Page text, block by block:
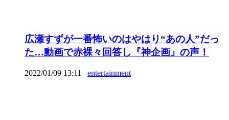
広瀬すずが一番怖いのはやはり“あの人”だっ
た…動画で赤裸々回答し『神企画』の声！
2022/01/09 13:11 entertainment